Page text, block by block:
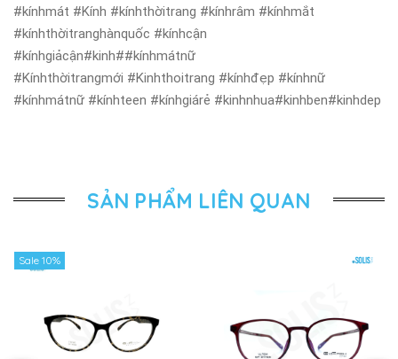
#kínhmát #Kính #kínhthờitrang #kínhrâm #kínhmắt
#kínhthờitranghànquốc #kínhcận
#kínhgiảcận#kinh##kínhmátnữ
#Kínhthờitrangmới #Kinhthoitrang #kínhđẹp #kínhnữ
#kínhmátnữ #kínhteen #kínhgiárẻ #kinhnhua#kinhben#kinhdep
SẢN PHẨM LIÊN QUAN
Sale 10%